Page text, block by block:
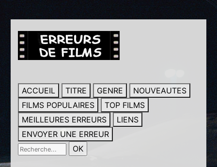
ACCUEIL TITRE GENRE
NOUVEAUTES
FILMS POPULAIRES
TOP FILMS
MEILLEURES ERREURS
LIENS
ENVOYER UNE ERREUR